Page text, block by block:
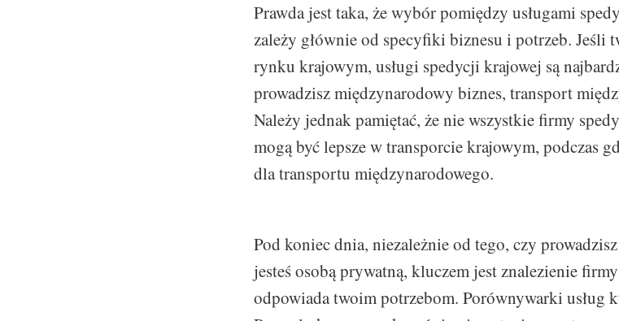
Prawda jest taka, że wybór pomiędzy usługami
zależy głównie od specyfiki biznesu i potrzeb. Jeśli
rynku krajowym, usługi spedycji krajowej są
prowadzisz międzynarodowy biznes, transport
Należy jednak pamiętać, że nie wszystkie firmy
mogą być lepsze w transporcie krajowym, podczas
dla transportu międzynarodowego.
Pod koniec dnia, niezależnie od tego, czy
jesteś osobą prywatną, kluczem jest znalezienie
odpowiada twoim potrzebom. Porównywarki usług